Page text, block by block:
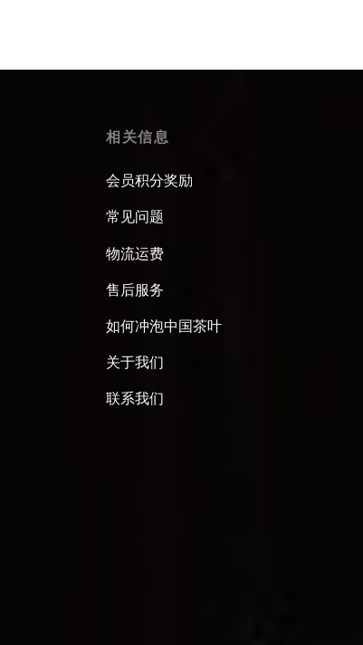
相关信息
会员积分奖励
常见问题
物流运费
售后服务
如何冲泡中国茶叶
关于我们
联系我们